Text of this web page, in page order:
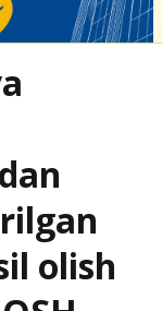
olish